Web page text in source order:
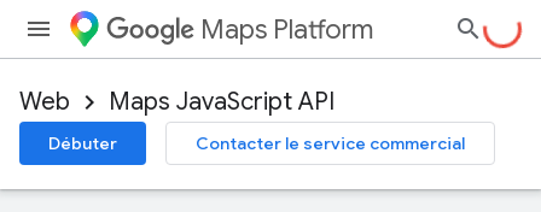
Maps Platform
Web Maps JavaScript API
Débuter Contacter le service commercial